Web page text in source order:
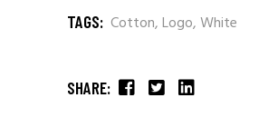
TAGS: Cotton,Logo,White
SHARE: